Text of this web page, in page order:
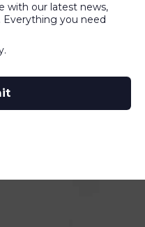
with our latest news,
you need